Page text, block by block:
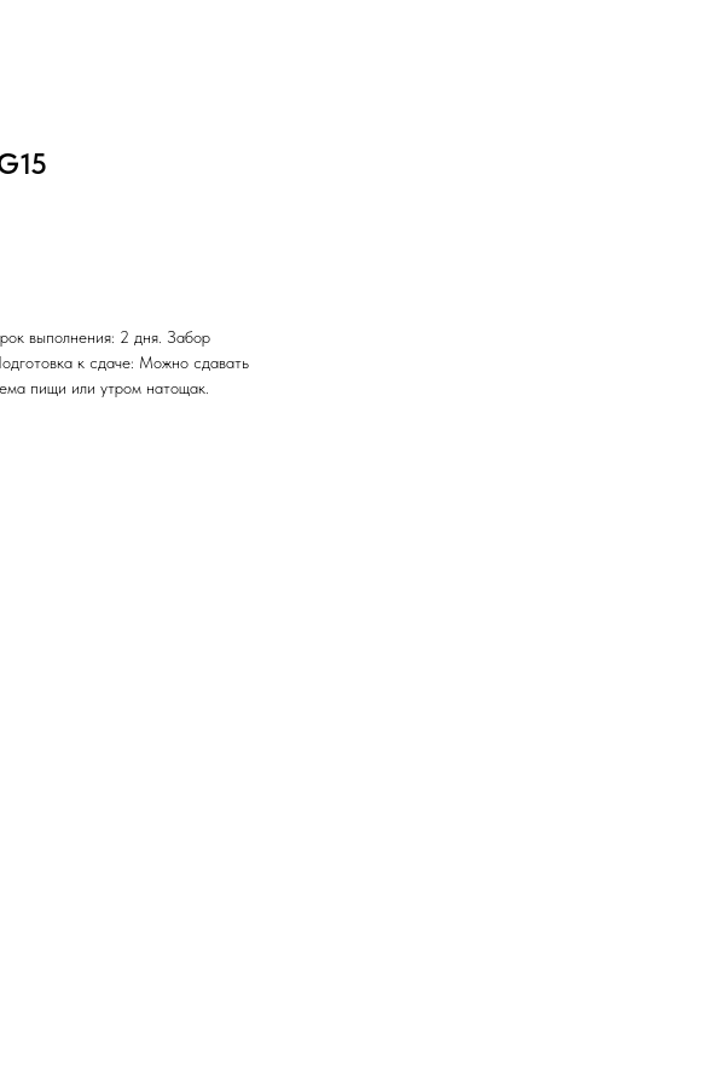
выполнения: 2 дня. Забор
к сдаче: Можно сдавать
пищи или утром натощак.